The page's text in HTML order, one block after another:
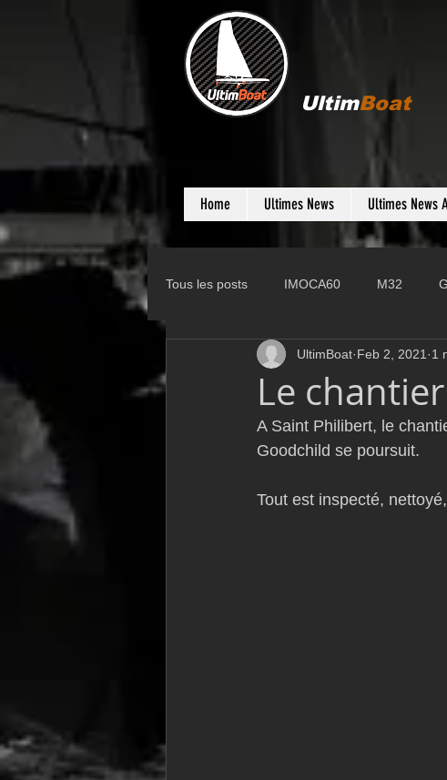
UltimBoat
Home Ultimes News Ultimes News
Tous les posts IMOCA60 M32
D35 Farr 280
Class Rhum JMD54
TF35 Business AC75
Le
UltimBoat Feb 2, 2021 1
A Saint Philibert, le
Goodchild se poursuit.
Tout est inspecté,